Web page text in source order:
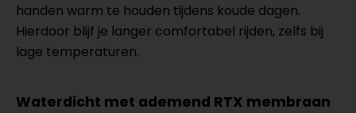
handen warm te houden tijdens koude dagen.
Hierdoor blijf je langer comfortabel rijden, zelfs bij
lage temperaturen.
Waterdicht met ademend RTX membraan